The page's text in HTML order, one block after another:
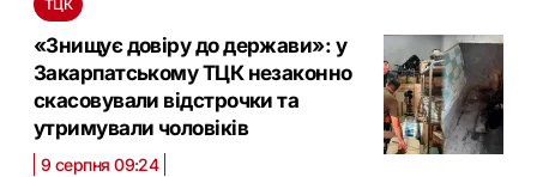
ТЦК
«Знищує довіру до держави»: у
Закарпатському ТЦК незаконно
скасовували відстрочки та
утримували чоловіків
9 серпня 09:24